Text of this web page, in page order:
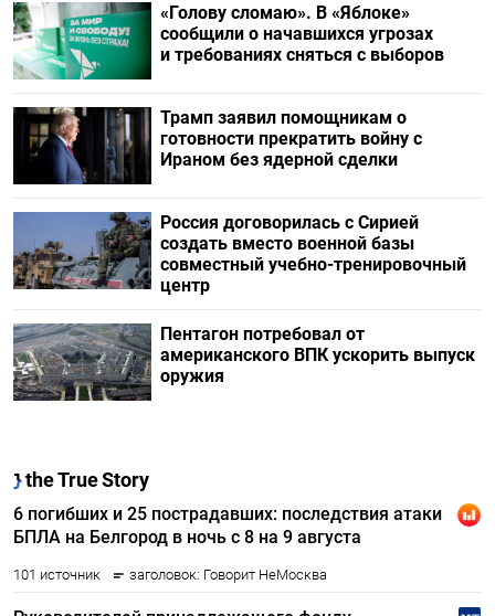
«Голову сломаю». В «Яблоке»
сообщили о начавшихся угрозах
и требованиях сняться с выборов
Трамп заявил помощникам о
готовности прекратить войну с
Ираном без ядерной сделки
Россия договорилась с Сирией
создать вместо военной базы
совместный учебно-тренировочный
центр
Пентагон потребовал от
американского ВПК ускорить выпуск
оружия